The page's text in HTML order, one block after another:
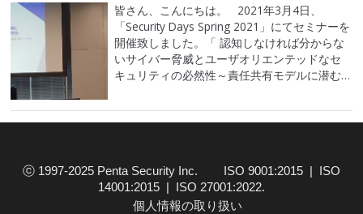
皆さん、こんにちは。 2021年3月4日、
「Security Days Spring 2021」にてセミナーを
開催致しました。「 認知しなければ分からな
いサイバー脅威とユーザオリエンテッドなセ
キュリティの必然性～責任共有モデルに潜む
セキュリティとは～」をいうテーマで、当社
取締役社長の陣が登壇致しました。 コロナ過
ⓒ 1997-2025 Penta Security Inc. ISO 9001:2015 | ISO
14001:2015 | ISO 27001:2022.
個人情報の取り扱い